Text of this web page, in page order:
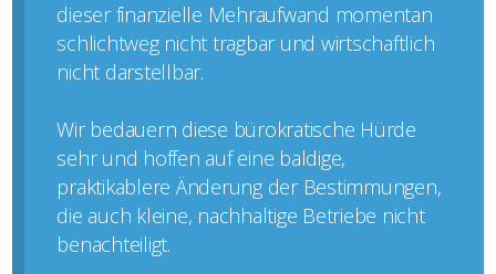
dieser finanzielle Mehraufwand momentan
schlichtweg nicht tragbar und wirtschaftlich
nicht darstellbar.
Wir bedauern diese bürokratische Hürde
sehr und hoffen auf eine baldige,
praktikablere Änderung der Bestimmungen,
die auch kleine, nachhaltige Betriebe nicht
benachteiligt.